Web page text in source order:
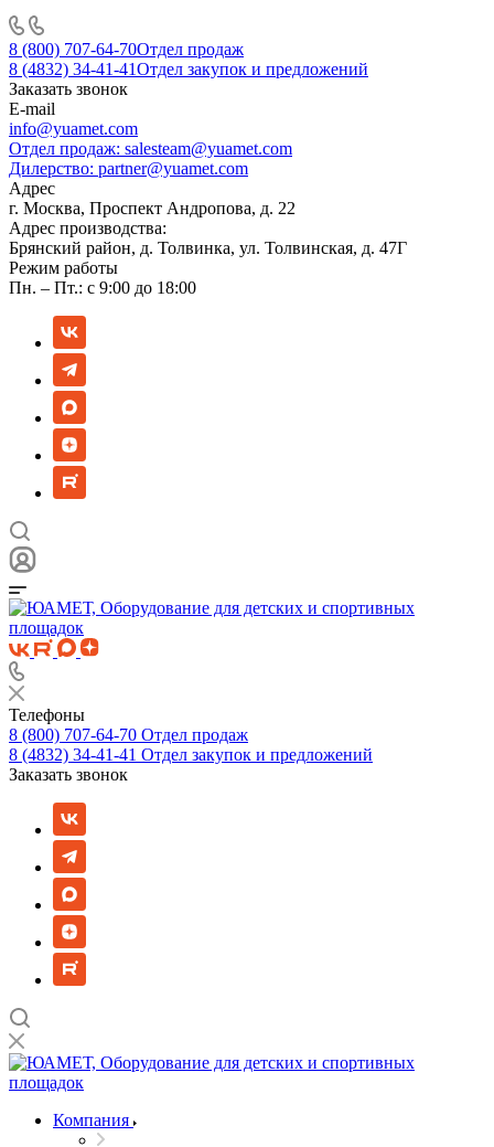
8 (800) 707-64-70Отдел продаж
8 (4832) 34-41-41Отдел закупок и предложений
Заказать звонок
E-mail
info@yuamet.com
Отдел продаж: salesteam@yuamet.com
Дилерство: partner@yuamet.com
Адрес
г. Москва, Проспект Андропова, д. 22
Адрес производства:
Брянский район, д. Толвинка, ул. Толвинская, д. 47Г
Режим работы
Пн. – Пт.: с 9:00 до 18:00
Телефоны
8 (800) 707-64-70 Отдел продаж
8 (4832) 34-41-41 Отдел закупок и предложений
Заказать звонок
Компания